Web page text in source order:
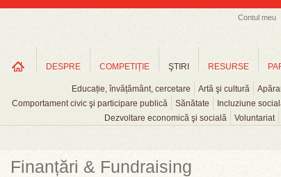
Contul meu
DESPRE COMPETIȚIE ŞTIRI
Educație, învățământ, cercetare Artă şi cultură
Comportament civic şi participare publică
Sănătate Incluziune
Dezvoltare economică şi socială
Voluntariat
RESURSE
Finanțări & Fundraising